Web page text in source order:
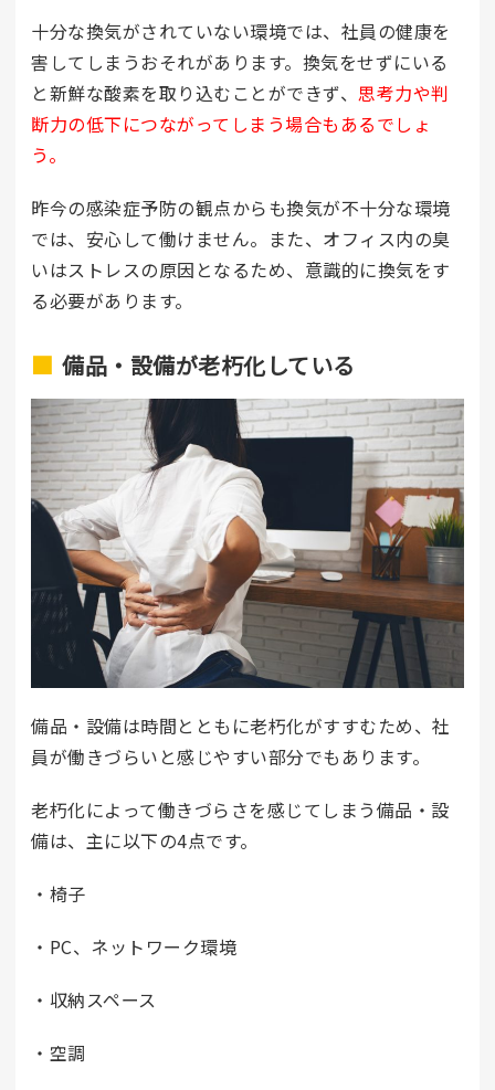
十分な換気がされていない環境では、社員の健康を
害してしまうおそれがあります。換気をせずにいる
と新鮮な酸素を取り込むことができず、 思考力や判
断力の低下につながってしまう場合もあるでしょ
う。
昨今の感染症予防の観点からも換気が不十分な環境
では、安心して働けません。また、オフィス内の臭
いはストレスの原因となるため、意識的に換気をす
る必要があります。
備品・設備が老朽化している
備品・設備は時間とともに老朽化がすすむため、社
員が働きづらいと感じやすい部分でもあります。
老朽化によって働きづらさを感じてしまう備品・設
備は、主に以下の4点です。
・椅子
・PC、ネットワーク環境
・収納スペース
・空調